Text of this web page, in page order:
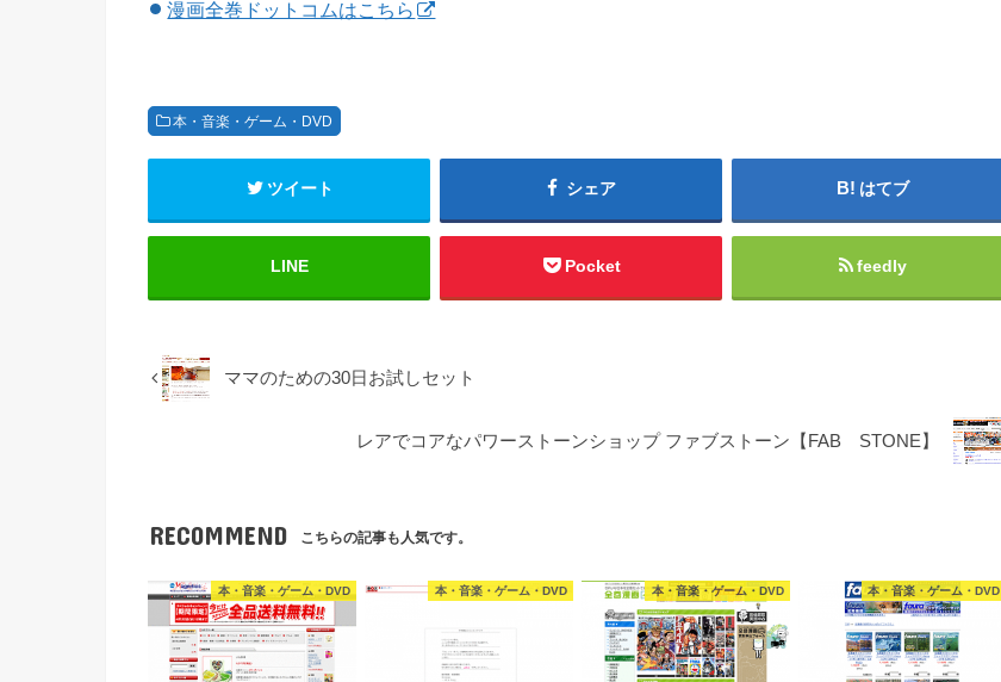
漫画全巻ドットコムはこちら
本・音楽・ゲーム・DVD
ツイート シェア はてブ
LINE Pocket feedly
ママのための30日お試しセット
レアでコアなパワーストーンショップ ファブストーン【FAB STONE】
RECOMMEND こちらの記事も人気です。
本・音楽・ゲーム・DVD 本・音楽・ゲーム・DVD 本・音楽・ゲーム・DVD 本・音楽・ゲーム・DVD